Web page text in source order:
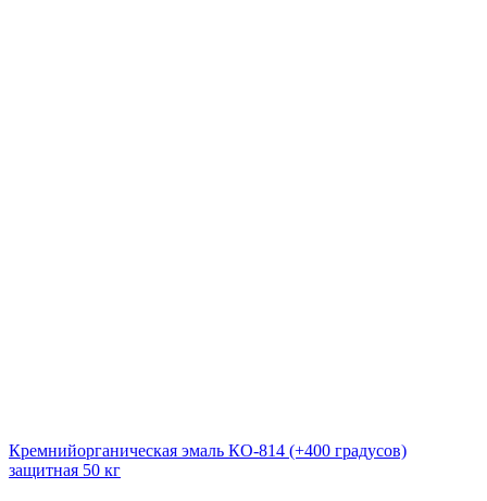
Кремнийорганическая эмаль КО-814 (+400 градусов)
защитная 50 кг